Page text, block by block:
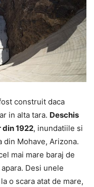
construit daca
in alta tara. Deschis
1922, inundatiile si
din Mohave, Arizona.
mai mare baraj de
Desi unele
o scara atat de mare,